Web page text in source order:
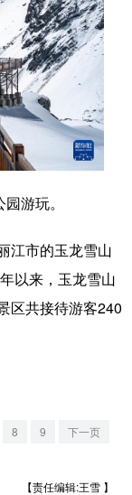
军事
政务
数字经济
悦读
山西
江苏
游玩。
市的玉龙雪山
以来，玉龙雪山
区共接待游客240
8 9 下一页
【责任编辑:王雪 】